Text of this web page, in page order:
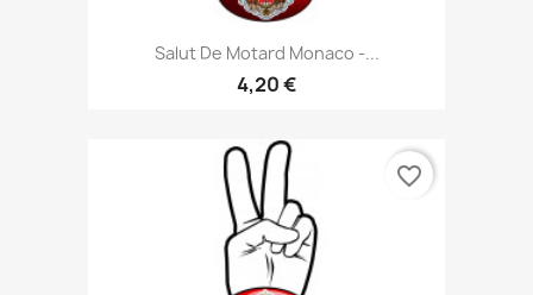
Salut De Motard Monaco -...
4,20 €
favorite_border